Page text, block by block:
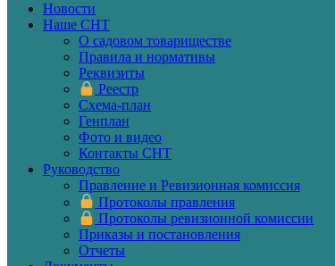
Новости
Наше СНТ
О садовом товариществе
Правила и нормативы
Реквизиты
Реестр
Схема-план
Генплан
Фото и видео
Контакты СНТ
Руководство
Правление и Ревизионная комиссия
Протоколы правления
Протоколы ревизионной комиссии
Приказы и постановления
Отчеты